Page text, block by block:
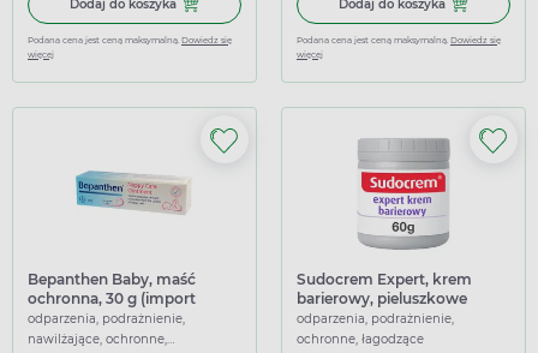
Dodaj do koszyka
Podana cena jest ceną maksymalną. Dowiedz się
więcej
Dodaj do koszyka
Podana cena jest ceną maksymalną. Dowiedz się
więcej
Bepanthen Baby, maść
ochronna, 30 g (import
równoległy Inpharm)
odparzenia, podrażnienie,
nawilżające, ochronne,
Sudocrem Expert, krem
barierowy, pieluszkowe
zapalenie skóry, otarcia, 60g
odparzenia, podrażnienie,
ochronne, łagodzące